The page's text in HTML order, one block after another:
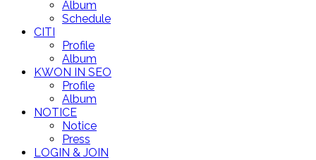
Album
Schedule
CITI
Profile
Album
KWON IN SEO
Profile
Album
NOTICE
Notice
Press
LOGIN & JOIN